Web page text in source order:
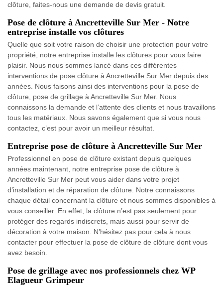
clôture, faites-nous une demande de devis gratuit.
Pose de clôture à Ancretteville Sur Mer - Notre
entreprise installe vos clôtures
Quelle que soit votre raison de choisir une protection pour votre
propriété, notre entreprise installe les clôtures pour vous faire
plaisir. Nous nous sommes lancé dans ces différentes
interventions de pose clôture à Ancretteville Sur Mer depuis des
années. Nous faisons ainsi des interventions pour la pose de
clôture, pose de grillage à Ancretteville Sur Mer. Nous
connaissons la demande et l’attente des clients et nous travaillons
tous les matériaux. Nous savons également que si vous nous
contactez, c’est pour avoir un meilleur résultat.
Entreprise pose de clôture à Ancretteville Sur Mer
Professionnel en pose de clôture existant depuis quelques
années maintenant, notre entreprise pose de clôture à
Ancretteville Sur Mer peut vous aider dans votre projet
d’installation et de réparation de clôture. Notre connaissons
chaque détail concernant la clôture et nous sommes disponibles à
vous conseiller. En effet, la clôture n’est pas seulement pour
protéger des regards indiscrets, mais aussi pour servir de
décoration à votre maison. N’hésitez pas pour cela à nous
contacter pour effectuer la pose de clôture de clôture dont vous
avez besoin.
Pose de grillage avec nos professionnels chez WP
Elagueur Grimpeur